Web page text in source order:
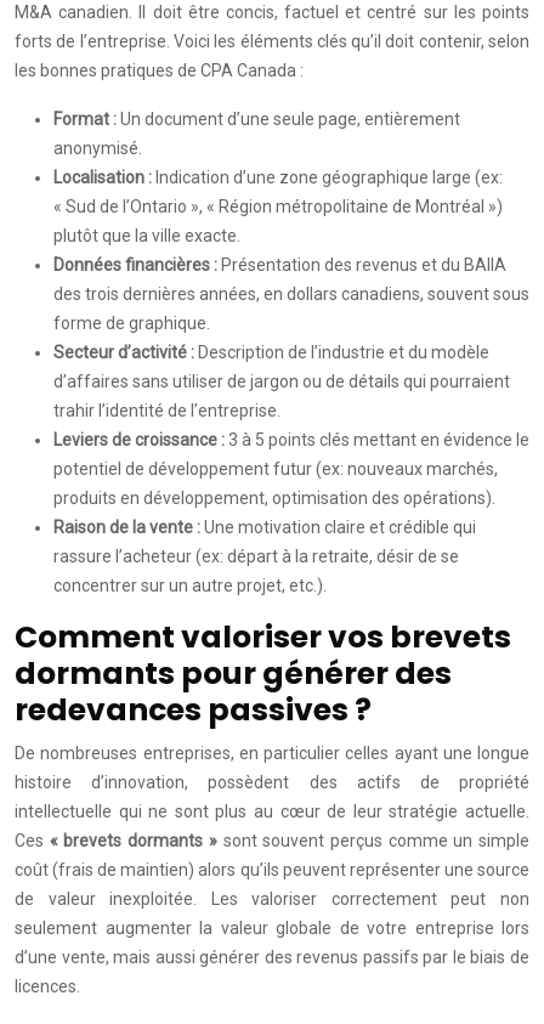
M&A canadien. Il doit être concis, factuel et centré sur les points
forts de l’entreprise. Voici les éléments clés qu’il doit contenir, selon
les bonnes pratiques de CPA Canada :
Format :Un document d’une seule page, entièrement
anonymisé.
Localisation : Indication d’une zone géographique large (ex:
« Sud de l’Ontario », « Région métropolitaine de Montréal »)
plutôt que la ville exacte.
Données financières : Présentation des revenus et du BAIIA
des trois dernières années, en dollars canadiens, souvent sous
forme de graphique.
Secteur d’activité : Description de l’industrie et du modèle
d’affaires sans utiliser de jargon ou de détails qui pourraient
trahir l’identité de l’entreprise.
Leviers de croissance : 3 à 5 points clés mettant en évidence le
potentiel de développement futur (ex: nouveaux marchés,
produits en développement, optimisation des opérations).
Raison de la vente :Une motivation claire et crédible qui
rassure l’acheteur (ex: départ à la retraite, désir de se
concentrer sur un autre projet, etc.).
Comment valoriser vos brevets
dormants pour générer des
redevances passives ?
De nombreuses entreprises, en particulier celles ayant une longue
histoire d’innovation, possèdent des actifs de propriété
intellectuelle qui ne sont plus au cœur de leur stratégie actuelle.
Ces « brevets dormants »sont souvent perçus comme un simple
coût (frais de maintien) alors qu’ils peuvent représenter une source
de valeur inexploitée. Les valoriser correctement peut non
seulement augmenter la valeur globale de votre entreprise lors
d’une vente, mais aussi générer des revenus passifs par le biais de
licences.